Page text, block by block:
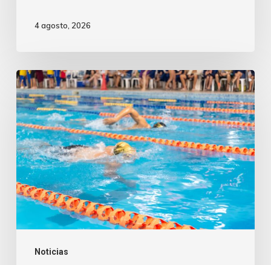
Tacuarembó
4 agosto, 2026
Noticias
Tacuarembó
volvió
a
ser
sede
del
Regional
2
del
Campeonato